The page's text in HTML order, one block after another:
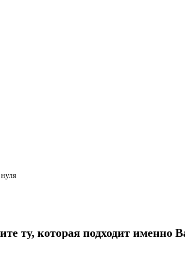
ту, которая подходит именно